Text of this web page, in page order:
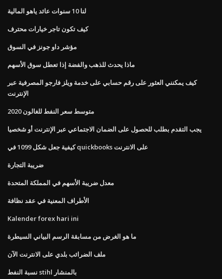
لنا 10 سنوات عائد ياهو المالية
كيف تكون تاجر خيارات محترف
مؤشر داو جونز في السوق
ماذا يحدث للذهب والفضة إذا تعطل سوق الأسهم
كيف يمكنني العثور على رقم حسابي على خدمة ويلز فارجو المصرفية عبر
الإنترنت
متوسط ​​سعر النفط للغالون 2020
يجب التقدم بطلب للحصول على الضمان الاجتماعي عبر الإنترنت أو شخصيا
كيفية جعل شكل 1099 في quickbooks على الانترنت
ضريبة التجارة
معدل ضريبة الأسهم في المملكة المتحدة
الأطراف المعنية في عقد نظافة
Kalender forex hari ini
ما هو الغرض من مسابقة الرسم البياني السيطرة
ملف الضرائب بلدي على الانترنت الآن
نسبة النفط stihl بالمنشار